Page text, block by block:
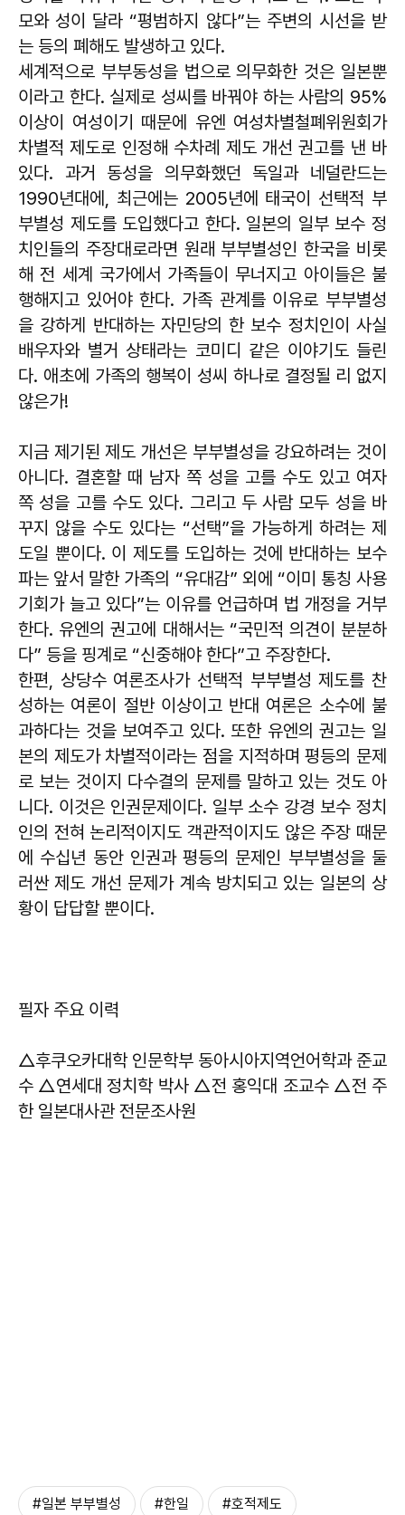
모와 성이 달라 “평범하지 않다”는 주변의 시선을 받
는 등의 폐해도 발생하고 있다.
세계적으로 부부동성을 법으로 의무화한 것은 일본뿐
이라고 한다. 실제로 성씨를 바꿔야 하는 사람의 95%
이상이 여성이기 때문에 유엔 여성차별철폐위원회가
차별적 제도로 인정해 수차례 제도 개선 권고를 낸 바
있다. 과거 동성을 의무화했던 독일과 네덜란드는
1990년대에, 최근에는 2005년에 태국이 선택적 부
부별성 제도를 도입했다고 한다. 일본의 일부 보수 정
치인들의 주장대로라면 원래 부부별성인 한국을 비롯
해 전 세계 국가에서 가족들이 무너지고 아이들은 불
행해지고 있어야 한다. 가족 관계를 이유로 부부별성
을 강하게 반대하는 자민당의 한 보수 정치인이 사실
배우자와 별거 상태라는 코미디 같은 이야기도 들린
다. 애초에 가족의 행복이 성씨 하나로 결정될 리 없지
않은가!
지금 제기된 제도 개선은 부부별성을 강요하려는 것이
아니다. 결혼할 때 남자 쪽 성을 고를 수도 있고 여자
쪽 성을 고를 수도 있다. 그리고 두 사람 모두 성을 바
꾸지 않을 수도 있다는 “선택”을 가능하게 하려는 제
도일 뿐이다. 이 제도를 도입하는 것에 반대하는 보수
파는 앞서 말한 가족의 “유대감” 외에 “이미 통칭 사용
기회가 늘고 있다”는 이유를 언급하며 법 개정을 거부
한다. 유엔의 권고에 대해서는 “국민적 의견이 분분하
다” 등을 핑계로 “신중해야 한다”고 주장한다.
한편, 상당수 여론조사가 선택적 부부별성 제도를 찬
성하는 여론이 절반 이상이고 반대 여론은 소수에 불
과하다는 것을 보여주고 있다. 또한 유엔의 권고는 일
본의 제도가 차별적이라는 점을 지적하며 평등의 문제
로 보는 것이지 다수결의 문제를 말하고 있는 것도 아
니다. 이것은 인권문제이다. 일부 소수 강경 보수 정치
인의 전혀 논리적이지도 객관적이지도 않은 주장 때문
에 수십년 동안 인권과 평등의 문제인 부부별성을 둘
러싼 제도 개선 문제가 계속 방치되고 있는 일본의 상
황이 답답할 뿐이다.
필자 주요 이력
△후쿠오카대학 인문학부 동아시아지역언어학과 준교
수 △연세대 정치학 박사 △전 홍익대 조교수 △전 주
한 일본대사관 전문조사원
#일본 부부별성 #한일 #호적제도